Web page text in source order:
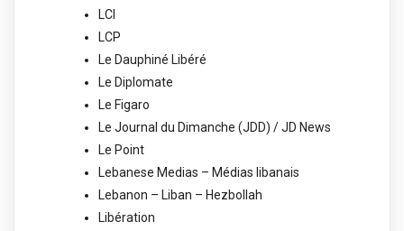
LCI
LCP
Le Dauphiné Libéré
Le Diplomate
Le Figaro
Le Journal du Dimanche (JDD) / JD News
Le Point
Lebanese Medias – Médias libanais
Lebanon – Liban – Hezbollah
Libération